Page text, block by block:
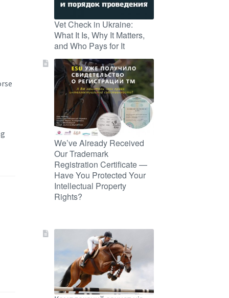
Vet Check in Ukraine:
What It Is, Why It Matters,
and Who Pays for It
We’ve Already Received
Our Trademark
Registration Certificate —
Have You Protected Your
Intellectual Property
Rights?